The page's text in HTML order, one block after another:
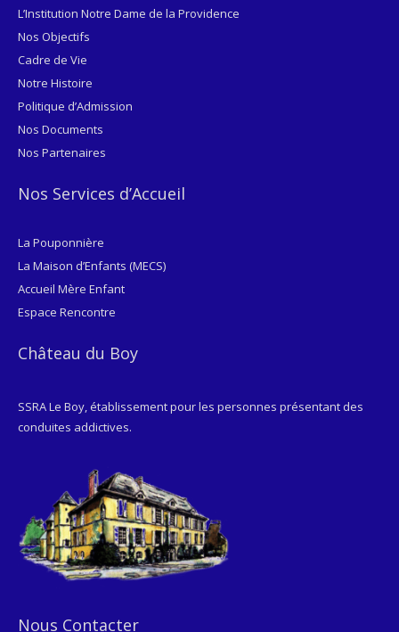
L’Institution Notre Dame de la Providence
Nos Objectifs
Cadre de Vie
Notre Histoire
Politique d’Admission
Nos Documents
Nos Partenaires
Nos Services d’Accueil
La Pouponnière
La Maison d’Enfants (MECS)
Accueil Mère Enfant
Espace Rencontre
Château du Boy
SSRA Le Boy, établissement pour les personnes présentant des
conduites addictives.
Nous Contacter